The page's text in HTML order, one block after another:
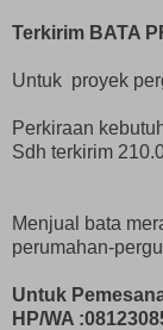
Terkirim BATA
Untuk proyek
Perkiraan
Sdh terkirim
Menjual bata
perumahan-
Untuk
HP/WA